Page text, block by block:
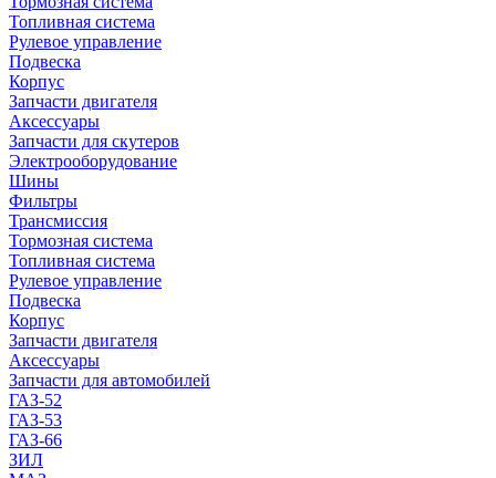
Топливная система
Рулевое управление
Подвеска
Корпус
Запчасти двигателя
Аксессуары
Запчасти для скутеров
Электрооборудование
Шины
Фильтры
Трансмиссия
Тормозная система
Топливная система
Рулевое управление
Подвеска
Корпус
Запчасти двигателя
Аксессуары
Запчасти для автомобилей
ГАЗ-52
ГАЗ-53
ГАЗ-66
ЗИЛ